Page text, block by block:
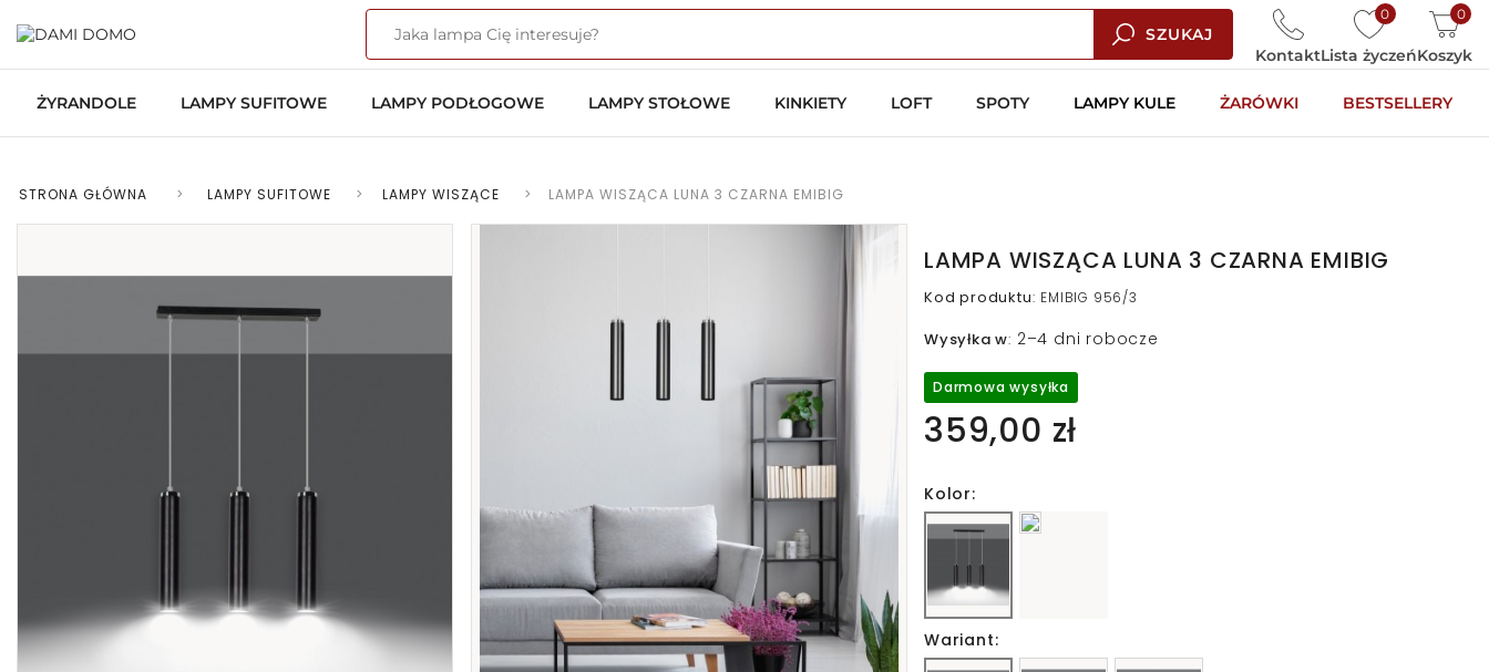
SZUKAJ
0
Lista życzeń
0
Koszyk
Kontakt
ŻYRANDOLE LAMPY SUFITOWE LAMPY PODŁOGOWE LAMPY STOŁOWE KINKIETY LOFT SPOTY LAMPY KULE ŻARÓWKI BESTSELLERY
STRONA GŁÓWNA > LAMPY SUFITOWE > LAMPY WISZĄCE > LAMPA WISZĄCA LUNA 3 CZARNA EMIBIG
LAMPA WISZĄCA LUNA 3 CZARNA EMIBIG
Kod produktu: EMIBIG 956/3
Wysyłka w: 2–4 dni robocze
Darmowa wysyłka
359,00 zł
Kolor:
Wariant: